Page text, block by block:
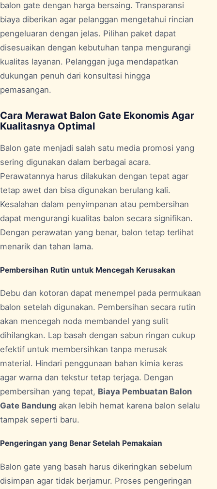
balon gate dengan harga bersaing. Transparansi
biaya diberikan agar pelanggan mengetahui rincian
pengeluaran dengan jelas. Pilihan paket dapat
disesuaikan dengan kebutuhan tanpa mengurangi
kualitas layanan. Pelanggan juga mendapatkan
dukungan penuh dari konsultasi hingga
pemasangan.
Cara Merawat Balon Gate Ekonomis Agar
Kualitasnya Optimal
Balon gate menjadi salah satu media promosi yang
sering digunakan dalam berbagai acara.
Perawatannya harus dilakukan dengan tepat agar
tetap awet dan bisa digunakan berulang kali.
Kesalahan dalam penyimpanan atau pembersihan
dapat mengurangi kualitas balon secara signifikan.
Dengan perawatan yang benar, balon tetap terlihat
menarik dan tahan lama.
Pembersihan Rutin untuk Mencegah Kerusakan
Debu dan kotoran dapat menempel pada permukaan
balon setelah digunakan. Pembersihan secara rutin
akan mencegah noda membandel yang sulit
dihilangkan. Lap basah dengan sabun ringan cukup
efektif untuk membersihkan tanpa merusak
material. Hindari penggunaan bahan kimia keras
agar warna dan tekstur tetap terjaga. Dengan
pembersihan yang tepat, Biaya Pembuatan Balon
Gate Bandung akan lebih hemat karena balon selalu
tampak seperti baru.
Pengeringan yang Benar Setelah Pemakaian
Balon gate yang basah harus dikeringkan sebelum
disimpan agar tidak berjamur. Proses pengeringan